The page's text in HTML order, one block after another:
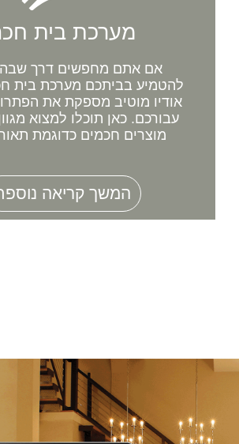
מערכת בית
אם אתם מחפשים דרך שבה
להטמיע בביתכם מערכת בית
אודיו מוטיב מספקת את
עבורכם. כאן תוכלו למצוא
מוצרים חכמים כדוגמת
המשך קריאה